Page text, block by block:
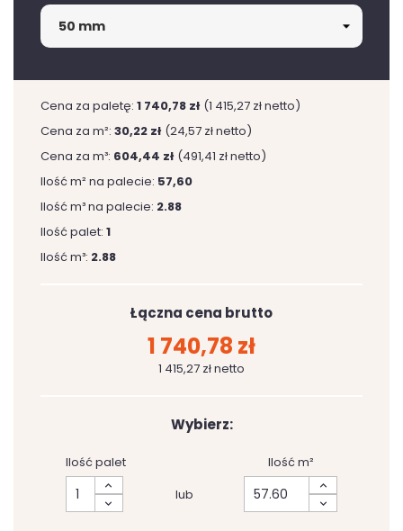
Cena za paletę: 1 740,78 zł (1 415,27 zł netto)
Cena za m²: 30,22 zł (24,57 zł netto)
Cena za m³: 604,44 zł (491,41 zł netto)
Ilość m² na palecie: 57,60
Ilość m³ na palecie: 2.88
Ilość palet: 1
Ilość m³: 2.88
Łączna cena brutto
1 740,78 zł
1 415,27 zł netto
Wybierz:
Ilość palet
lub
Ilość m²